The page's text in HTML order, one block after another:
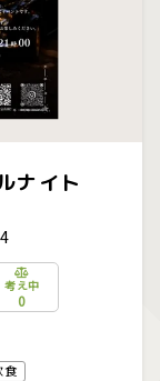
ナイト
考え中
0
食